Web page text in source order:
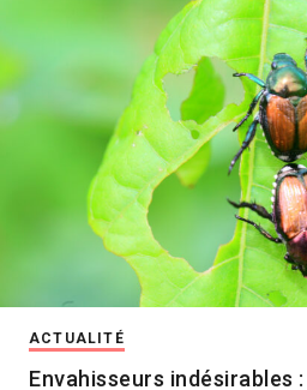
ACTUALITÉ
Envahisseurs indésirables